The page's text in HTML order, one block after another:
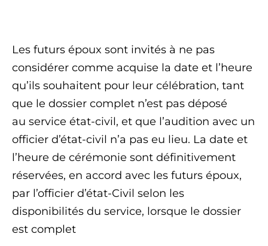
Les futurs époux sont invités à ne pas
considérer comme acquise la date et l’heure
qu’ils souhaitent pour leur célébration, tant
que le dossier complet n’est pas déposé
au service état-civil, et que l’audition avec un
officier d’état-civil n’a pas eu lieu. La date et
l’heure de cérémonie sont définitivement
réservées, en accord avec les futurs époux,
par l’officier d’état-Civil selon les
disponibilités du service, lorsque le dossier
est complet